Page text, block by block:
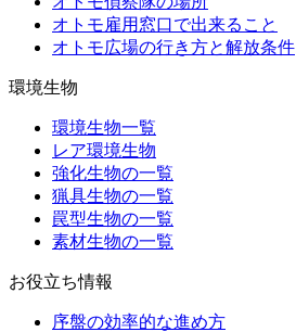
オトモ雇用窓口で出来ること
オトモ広場の行き方と解放条件
環境生物
環境生物一覧
レア環境生物
強化生物の一覧
猟具生物の一覧
罠型生物の一覧
素材生物の一覧
お役立ち情報
序盤の効率的な進め方